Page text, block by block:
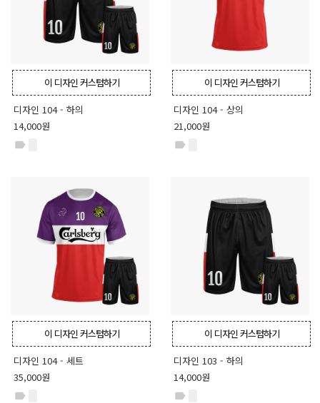
이 디자인 커스텀하기
디자인 104 - 하의
14,000원
label
이 디자인 커스텀하기
디자인 104 - 상의
21,000원
label
이 디자인 커스텀하기
디자인 104 - 세트
35,000원
label
이 디자인 커스텀하기
디자인 103 - 하의
14,000원
label